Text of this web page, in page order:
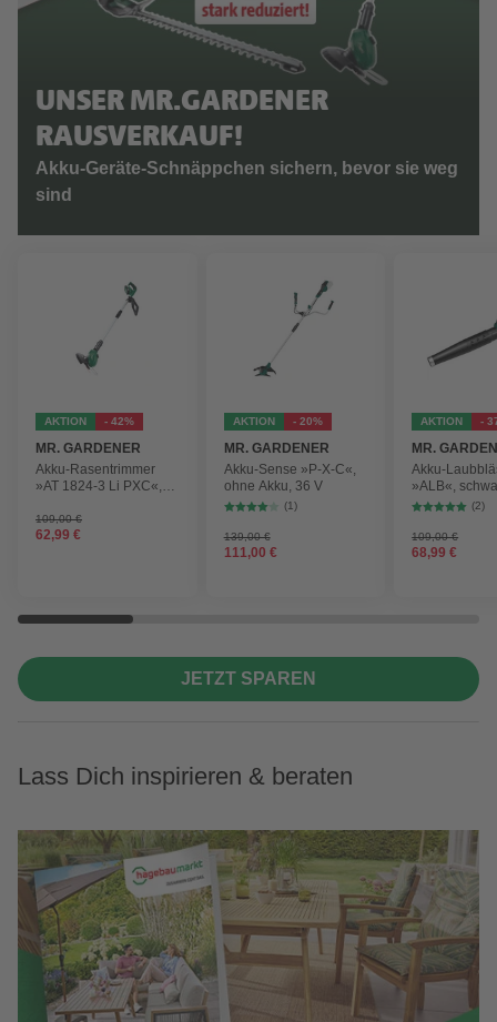
UNSER MR.GARDENER
RAUSVERKAUF!
Akku-Geräte-Schnäppchen sichern, bevor sie weg
sind
AKTION - 42%
MR. GARDENER
Akku-Rasentrimmer
»AT 1824-3 Li PXC«,
109,00 €
62,99 €
AKTION - 20%
MR. GARDENER
Akku-Sense »P-X-C«,
ohne Akku, 36 V
(1)
139,00 €
111,00 €
AKTION -
MR.
Akku-
»ALB«,
max.
210 km/h
(2)
109,00 €
68,99 €
JETZT SPAREN
Lass Dich inspirieren & beraten